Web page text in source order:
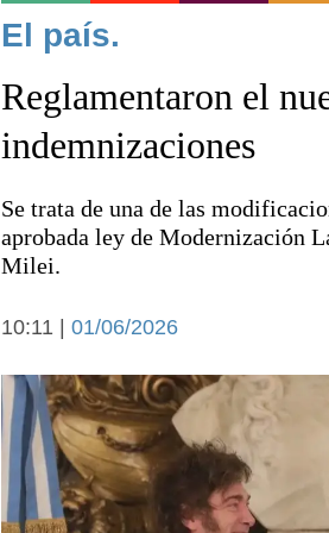
Noticias
Deportes
Arte y cultura
Economía y campo
El país.
Reglamentaron el
indemnizaciones
Se trata de una de las
aprobada ley de Modernización
Milei.
10:11 | 01/06/2026